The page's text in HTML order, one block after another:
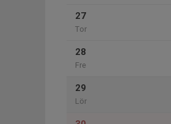
27
Tor
28
Fre
29
Lör